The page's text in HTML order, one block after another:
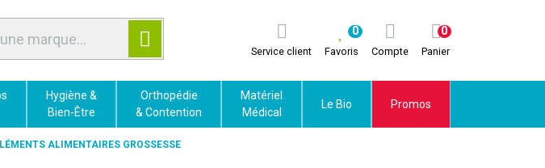
Service client Favoris
0
Compte Panier
0
Hygiène &
Bien-Être
Orthopédie
& Contention
Matériel
Médical
Le Bio Promos
ALIMENTAIRES GROSSESSE